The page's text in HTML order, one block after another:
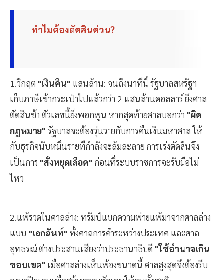
ทำไมต้องตัดสินด่วน?
1.วิกฤต "เงินคืน" แสนล้าน: จนถึงนาทีนี้ รัฐบาลสหรัฐฯ
เก็บภาษีเข้ากระเป๋าไปแล้วกว่า 2 แสนล้านดอลลาร์ ยิ่งศาล
ตัดสินช้า ตัวเลขนี้ยิ่งพอกพูน หากสุดท้ายศาลบอกว่า "ผิด
กฎหมาย" รัฐบาลจะต้องวุ่นวายกับการคืนเงินมหาศาล ให้
กับธุรกิจนับหมื่นรายที่กำลังจะล้มละลาย การเร่งตัดสินจึง
เป็นการ "สั่งหยุดเลือด" ก่อนที่ระบบราชการจะรับมือไม่
ไหว
2.แพ้รวดในศาลล่าง: ทรัมป์แบกความพ่ายแพ้มาจากศาลล่าง
แบบ "เอกฉันท์" ทั้งศาลการค้าระหว่างประเทศ และศาล
อุทธรณ์ ต่างประสานเสียงว่าประธานาธิบดี "ใช้อำนาจเกิน
ขอบเขต" เมื่อศาลล่างเห็นพ้องขนาดนี้ ศาลสูงสุดจึงต้องรีบ